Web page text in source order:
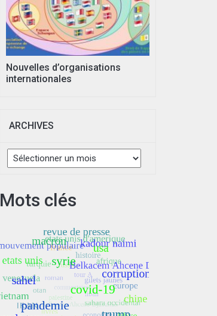
Nouvelles d’organisations
internationales
ARCHIVES
Archives
Mots clés